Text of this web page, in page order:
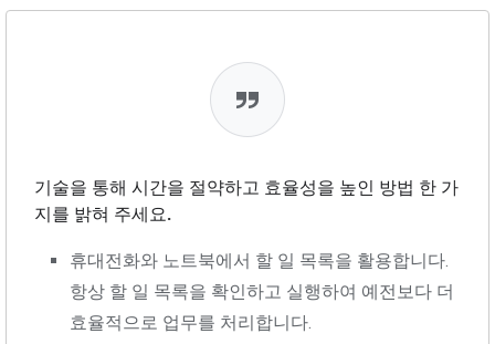
기술을 통해 시간을 절약하고 효율성을 높인 방법 한 가
지를 밝혀 주세요.
휴대전화와 노트북에서 할 일 목록을 활용합니다.
항상 할 일 목록을 확인하고 실행하여 예전보다 더
효율적으로 업무를 처리합니다.